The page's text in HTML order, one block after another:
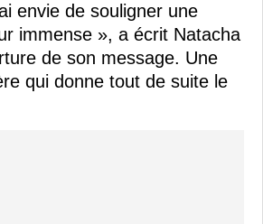
envie de souligner une
immense », a écrit Natacha
de son message. Une
qui donne tout de suite le